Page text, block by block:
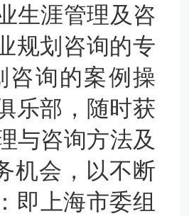
生涯管理及咨
规划咨询的专
咨询的案例操
乐部，随时获
与咨询方法及
机会，以不断
即上海市委组